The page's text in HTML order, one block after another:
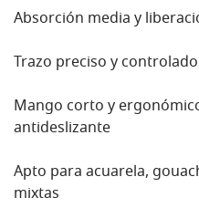
Absorción media y
Trazo preciso y controlado
Mango corto y
antideslizante
Apto para acuarela,
mixtas